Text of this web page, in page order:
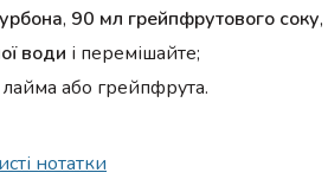
, 90 мл грейпфрутового соку,
води і перемішайте;
або грейпфрута.
нотатки